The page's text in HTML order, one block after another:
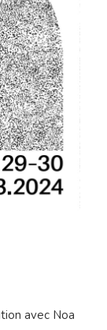
avec Noa